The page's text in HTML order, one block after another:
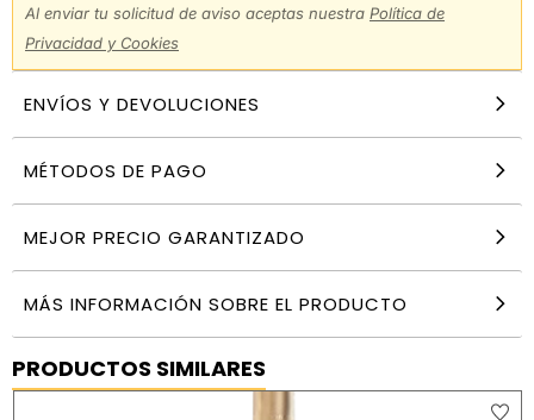
Al enviar tu solicitud de aviso aceptas nuestra Política de
Privacidad y Cookies
ENVÍOS Y DEVOLUCIONES
MÉTODOS DE PAGO
MEJOR PRECIO GARANTIZADO
MÁS INFORMACIÓN SOBRE EL PRODUCTO
PRODUCTOS SIMILARES